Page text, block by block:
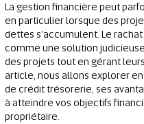
La gestion financière peut
en particulier lorsque des
dettes s'accumulent. Le
comme une solution
des projets tout en gérant
article, nous allons explorer
de crédit trésorerie, ses
à atteindre vos objectifs
propriétaire.